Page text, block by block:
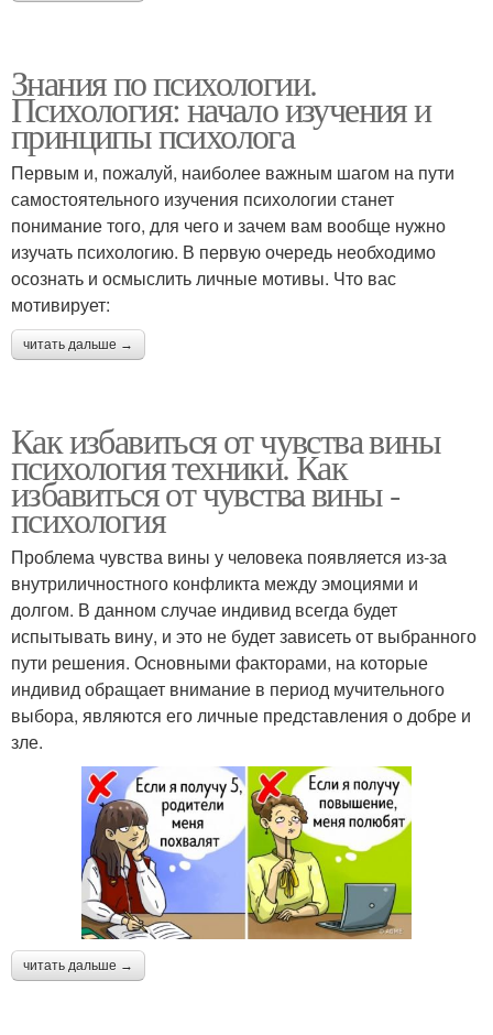
Знания по психологии.
Психология: начало изучения и
принципы психолога
Первым и, пожалуй, наиболее важным шагом на пути
самостоятельного изучения психологии станет
понимание того, для чего и зачем вам вообще нужно
изучать психологию. В первую очередь необходимо
осознать и осмыслить личные мотивы. Что вас
мотивирует:
читать дальше →
Как избавиться от чувства вины
психология техники. Как
избавиться от чувства вины -
психология
Проблема чувства вины у человека появляется из-за
внутриличностного конфликта между эмоциями и
долгом. В данном случае индивид всегда будет
испытывать вину, и это не будет зависеть от выбранного
пути решения. Основными факторами, на которые
индивид обращает внимание в период мучительного
выбора, являются его личные представления о добре и
зле.
читать дальше →